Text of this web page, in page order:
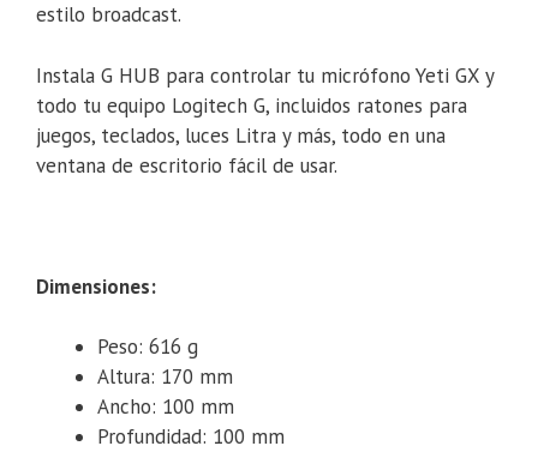
estilo broadcast.
Instala G HUB para controlar tu micrófono Yeti GX y
todo tu equipo Logitech G, incluidos ratones para
juegos, teclados, luces Litra y más, todo en una
ventana de escritorio fácil de usar.
Dimensiones:
Peso: 616 g
Altura: 170 mm
Ancho: 100 mm
Profundidad: 100 mm